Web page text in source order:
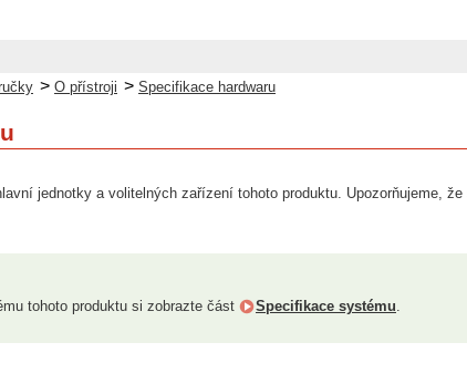
> O přístroji > Specifikace hardwaru
jednotky a volitelných zařízení tohoto produktu. Upozorňujeme,
tohoto produktu si zobrazte část Specifikace systému.